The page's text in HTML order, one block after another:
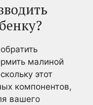
малиной
этот
компонентов,
вашего